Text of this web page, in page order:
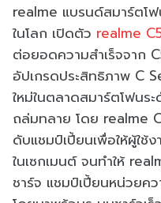
realme แบรนด์สมาร์ตโฟ
ในโลก เปิดตัว realme
ต่อยอดความสำเร็จจาก
อัปเกรดประสิทธิภาพ C
ใหม่ในตลาดสมาร์ตโฟน
ถล่มทลาย โดย realme
ดับแชมป์เปี้ยนเพื่อให้ผู้ใ
ในเซกเมนต์ จนทำให้
ชาร์จ แชมป์เปี้ยนหน่วยค